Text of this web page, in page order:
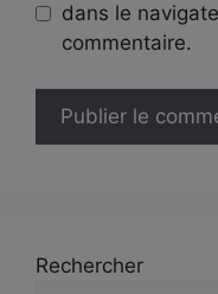
dans le
commentaire.
Rechercher